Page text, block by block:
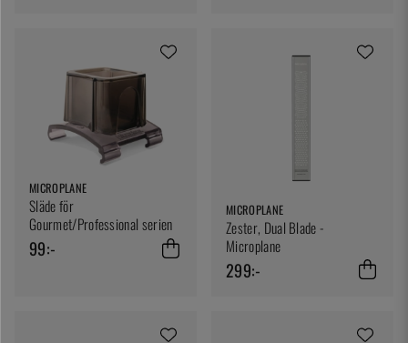
MICROPLANE
Släde för
Gourmet/Professional serien
99:-
MICROPLANE
Zester, Dual Blade -
Microplane
299:-